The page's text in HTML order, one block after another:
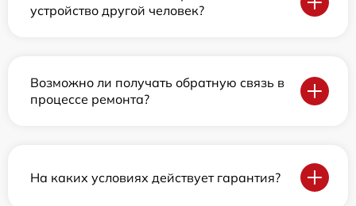
устройство другой человек?
Возможно ли получать обратную связь в
процессе ремонта?
На каких условиях действует гарантия?